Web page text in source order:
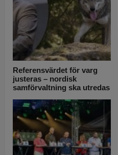
Referensvärdet för varg
justeras – nordisk
samförvaltning ska utredas